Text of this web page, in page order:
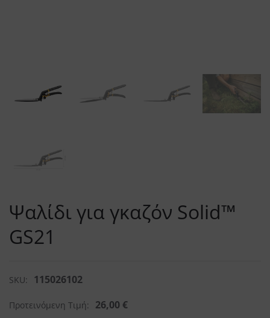
Ψαλίδι για γκαζόν Solid™
GS21
SKU: 115026102
Προτεινόμενη Τιμή: 26,00 €